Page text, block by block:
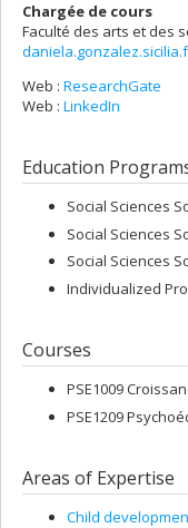
Chargée de cours
Faculté des arts et des
Web : ResearchGate
Web : LinkedIn
Education
Social Sciences
Social Sciences
Social Sciences
Individualized
Courses
PSE1009
PSE1209
Areas of Expertise
Child